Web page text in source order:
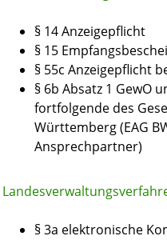
§ 14 Anzeigepflicht
§ 15
§ 55c Anzeigepflicht
§ 6b Absatz 1 GewO
fortfolgende des
Württemberg(EAG
Ansprechpartner)
§ 3a elektronische